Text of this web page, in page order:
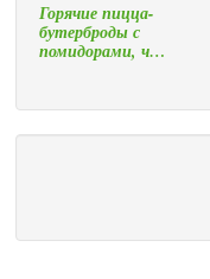
Горячие пицца-
бутерброды с
помидорами, ч…